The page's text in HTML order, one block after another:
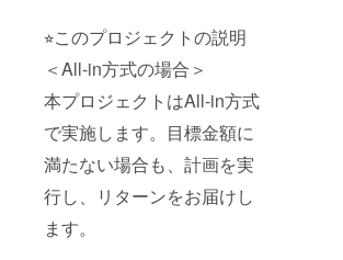
⭐︎このプロジェクトの説明
＜All-in方式の場合＞
本プロジェクトはAll-in方式
で実施します。目標金額に
満たない場合も、計画を実
行し、リターンをお届けし
ます。